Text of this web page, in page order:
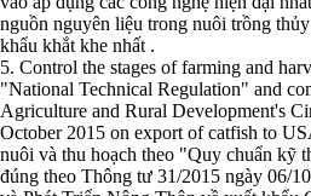
nguồn nguyên liệu trong nuôi trồng
khẩu khắt khe nhất .
5. Control the stages of farming and
"National Technical Regulation" and
Agriculture and Rural Development's
October 2015 on export of catfish to
nuôi và thu hoạch theo "Quy chuẩn kỹ
đúng theo Thông tư 31/2015 ngày 06/